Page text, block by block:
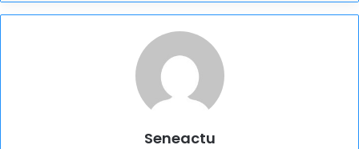
Seneactu